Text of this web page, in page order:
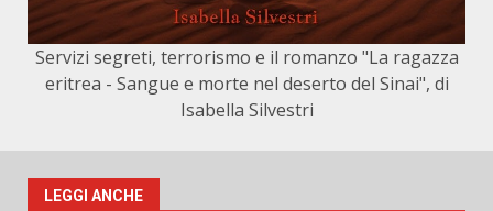
Servizi segreti, terrorismo e il romanzo "La ragazza
eritrea - Sangue e morte nel deserto del Sinai", di
Isabella Silvestri
LEGGI ANCHE